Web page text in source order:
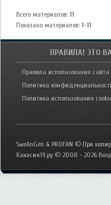
Всего материалов: 11
Показано материалов: 1-11
ПРАВИЛА! ЭТО
Правила использования сайта
Политика
Политика использования
SweAnGen & PROFAN © При
Хакасия19.ру © 2008 - 2026